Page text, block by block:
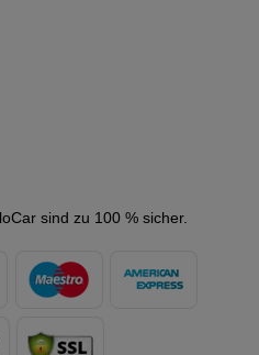
sind zu 100 % sicher.